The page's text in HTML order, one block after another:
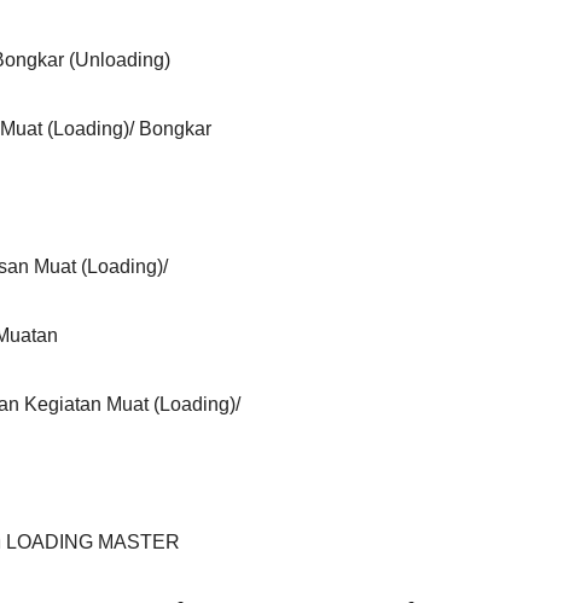
(Unloading)
(Loading)/ Bongkar
Muat (Loading)/
Kegiatan Muat (Loading)/
LOADING MASTER